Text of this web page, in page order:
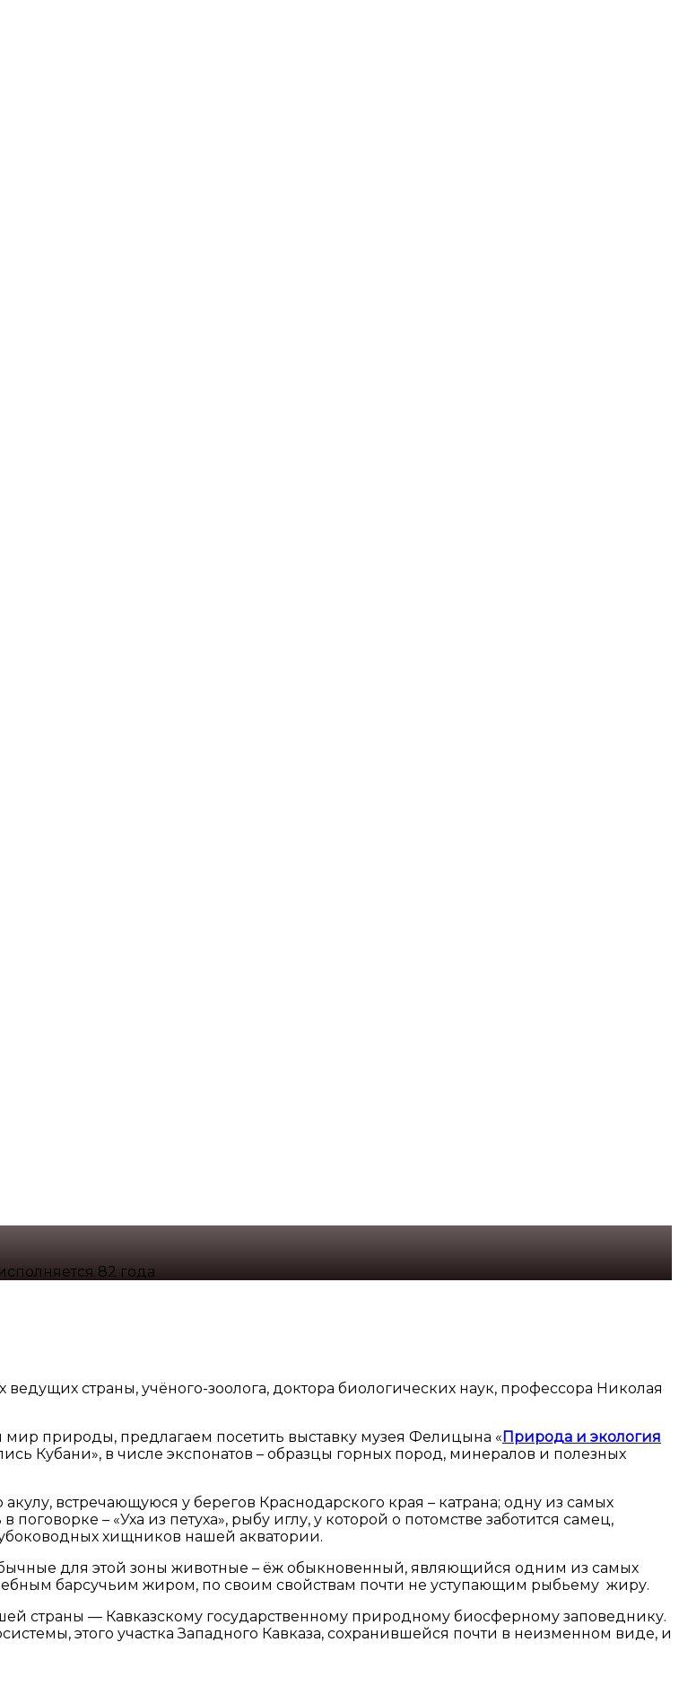
82 года
страны, учёного-зоолога, доктора биологических наук, профессора Николая
природы, предлагаем посетить выставку музея Фелицына «Природа и экология
Кубани», в числе экспонатов – образцы горных пород, минералов и полезных
встречающуюся у берегов Краснодарского края – катрана; одну из самых
– «Уха из петуха», рыбу иглу, у которой о потомстве заботится самец,
хищников нашей акватории.
для этой зоны животные – ёж обыкновенный, являющийся одним из самых
барсучьим жиром, по своим свойствам почти не уступающим рыбьему жиру.
страны — Кавказскому государственному природному биосферному заповеднику.
этого участка Западного Кавказа, сохранившейся почти в неизменном виде, и